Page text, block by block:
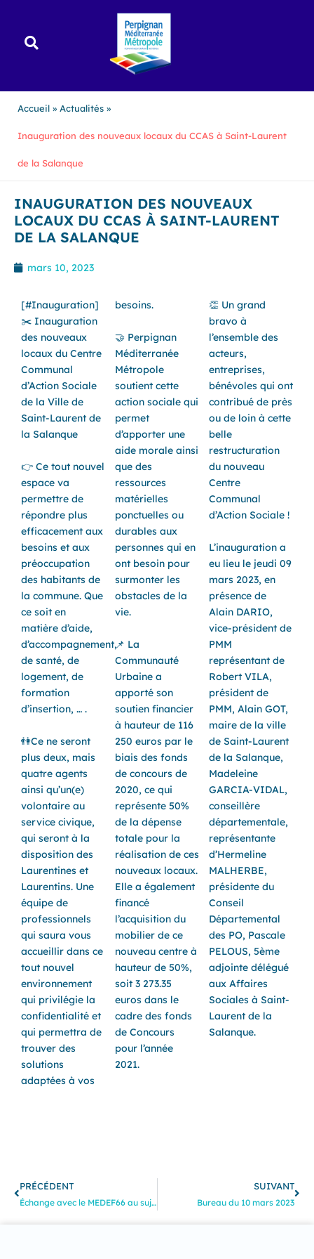
contenu
Accueil Actualités
Inauguration des nouveaux locaux du CCAS à Saint-Laurent
de la Salanque
INAUGURATION DES NOUVEAUX
LOCAUX DU CCAS À SAINT-LAURENT
DE LA SALANQUE
mars 10, 2023
[#Inauguration]
✂️ Inauguration
des nouveaux
locaux du Centre
Communal
d’Action Sociale
de la Ville de
Saint-Laurent de
la Salanque
👉 Ce tout nouvel
espace va
permettre de
répondre plus
efficacement aux
besoins et aux
préoccupation
des habitants de
la commune. Que
ce soit en
matière d’aide,
d’accompagnement,
de santé, de
logement, de
formation
d’insertion, … .
👫Ce ne seront
plus deux, mais
quatre agents
ainsi qu’un(e)
volontaire au
service civique,
qui seront à la
disposition des
Laurentines et
Laurentins. Une
équipe de
professionnels
qui saura vous
accueillir dans ce
tout nouvel
environnement
qui privilégie la
confidentialité et
qui permettra de
trouver des
solutions
adaptées à vos
besoins.
🤝 Perpignan
Méditerranée
Métropole
soutient cette
action sociale qui
permet
d’apporter une
aide morale ainsi
que des
ressources
matérielles
ponctuelles ou
durables aux
personnes qui en
ont besoin pour
surmonter les
obstacles de la
vie.
📌 La
Communauté
Urbaine a
apporté son
soutien financier
à hauteur de 116
250 euros par le
biais des fonds
de concours de
2020, ce qui
représente 50%
de la dépense
totale pour la
réalisation de ces
nouveaux locaux.
Elle a également
financé
l’acquisition du
mobilier de ce
nouveau centre à
hauteur de 50%,
soit 3 273.35
euros dans le
cadre des fonds
de Concours
pour l’année
2021.
👏 Un grand
bravo à
l’ensemble des
acteurs,
entreprises,
bénévoles qui ont
contribué de près
ou de loin à cette
belle
restructuration
du nouveau
Centre
Communal
d’Action Sociale !
L’inauguration a
eu lieu le jeudi 09
mars 2023, en
présence de
Alain DARIO,
vice-président de
PMM
représentant de
Robert VILA,
président de
PMM, Alain GOT,
maire de la ville
de Saint-Laurent
de la Salanque,
Madeleine
GARCIA-VIDAL,
conseillère
départementale,
représentante
d’Hermeline
MALHERBE,
présidente du
Conseil
Départemental
des PO, Pascale
PELOUS, 5ème
adjointe délégué
aux Affaires
Sociales à Saint-
Laurent de la
Salanque.
Précédent
PRÉCÉDENT
Échange avec le MEDEF66 au sujet de la mise en place de la ZFE
SUIVANT
Bureau du 10 mars 2023